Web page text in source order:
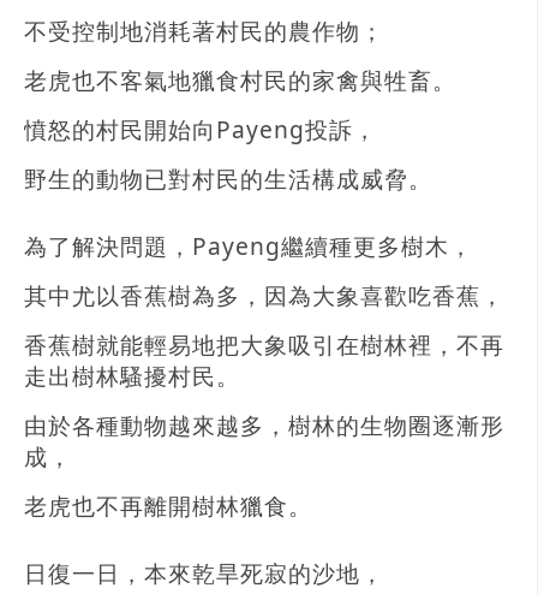
不受控制地消耗著村民的農作物；
老虎也不客氣地獵食村民的家禽與牲畜。
憤怒的村民開始向Payeng投訴，
野生的動物已對村民的生活構成威脅。
為了解決問題，Payeng繼續種更多樹木，
其中尤以香蕉樹為多，因為大象喜歡吃香蕉，
香蕉樹就能輕易地把大象吸引在樹林裡，不再
走出樹林騷擾村民。
由於各種動物越來越多，樹林的生物圈逐漸形
成，
老虎也不再離開樹林獵食。
日復一日，本來乾旱死寂的沙地，